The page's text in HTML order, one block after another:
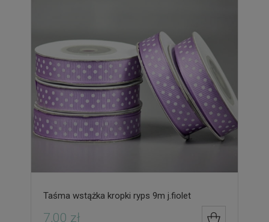
Taśma wstążka kropki ryps 9m j.fiolet
7,00 zł